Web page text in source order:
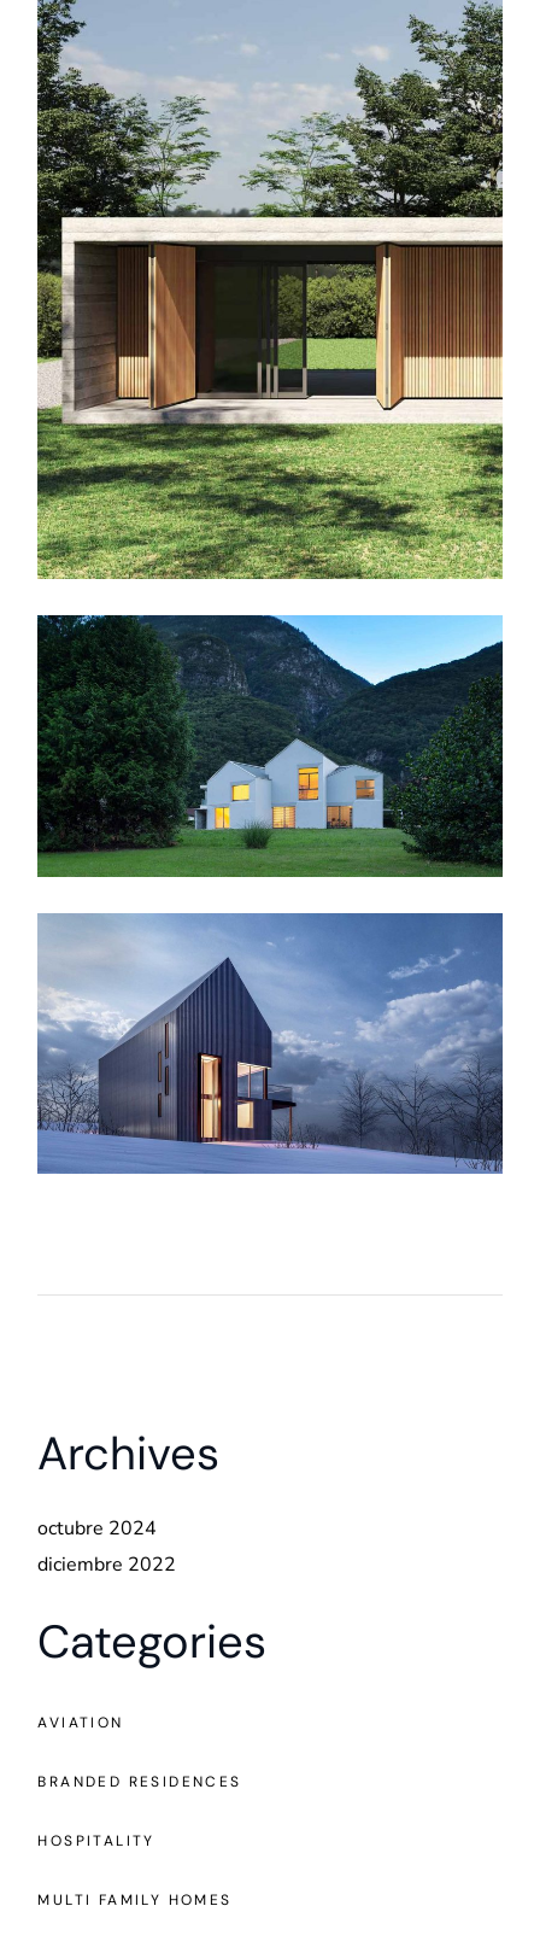
Archives
octubre 2024
diciembre 2022
Categories
AVIATION
BRANDED RESIDENCES
HOSPITALITY
MULTI FAMILY HOMES